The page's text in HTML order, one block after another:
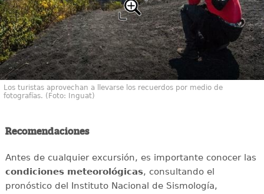
Los turistas aprovechan a llevarse los recuerdos por medio de
fotografías. (Foto: Inguat)
Recomendaciones
Antes de cualquier excursión, es importante conocer las
condiciones meteorológicas, consultando el
pronóstico del Instituto Nacional de Sismología,